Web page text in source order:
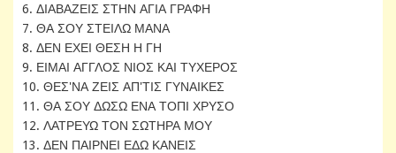
6. ΔΙΑΒΑΖΕΙΣ ΣΤΗΝ ΑΓΙΑ ΓΡΑΦΗ
7. ΘΑ ΣΟΥ ΣΤΕΙΛΩ ΜΑΝΑ
8. ΔΕΝ ΕΧΕΙ ΘΕΣΗ Η ΓΗ
9. ΕΙΜΑΙ ΑΓΓΛΟΣ ΝΙΟΣ ΚΑΙ ΤΥΧΕΡΟΣ
10. ΘΕΣ'ΝΑ ΖΕΙΣ ΑΠ'ΤΙΣ ΓΥΝΑΙΚΕΣ
11. ΘΑ ΣΟΥ ΔΩΣΩ ΕΝΑ ΤΟΠΙ ΧΡΥΣΟ
12. ΛΑΤΡΕΥΩ ΤΟΝ ΣΩΤΗΡΑ ΜΟΥ
13. ΔΕΝ ΠΑΙΡΝΕΙ ΕΔΩ ΚΑΝΕΙΣ